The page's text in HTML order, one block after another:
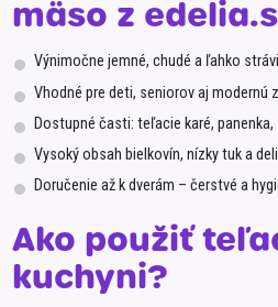
mäso z
Výnimočne jemné, chudé a ľahko
Vhodné pre deti, seniorov aj modernú
Dostupné časti: teľacie karé,
Vysoký obsah bielkovín, nízky tuk a
Doručenie až k dverám – čerstvé a
Ako použiť
kuchyni?